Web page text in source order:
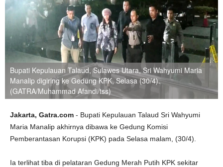
Bupati Kepulauan Talaud, Sulawes Utara, Sri Wahyumi Maria
Manalip digiring ke Gedung KPK, Selasa (30/4).
(GATRA/Muhammad Afandi/tss)
Jakarta, Gatra.com - Bupati Kepulauan Talaud Sri Wahyumi
Maria Manalip akhirnya dibawa ke Gedung Komisi
Pemberantasan Korupsi (KPK) pada Selasa malam, (30/4).
Ia terlihat tiba di pelataran Gedung Merah Putih KPK sekitar